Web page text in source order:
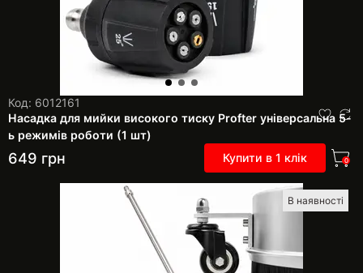
Код: 6012161
Насадка для мийки високого тиску Profter універсальна 5-
ь режимів роботи (1 шт)
649 грн Купити в 1 клік 0
В наявності